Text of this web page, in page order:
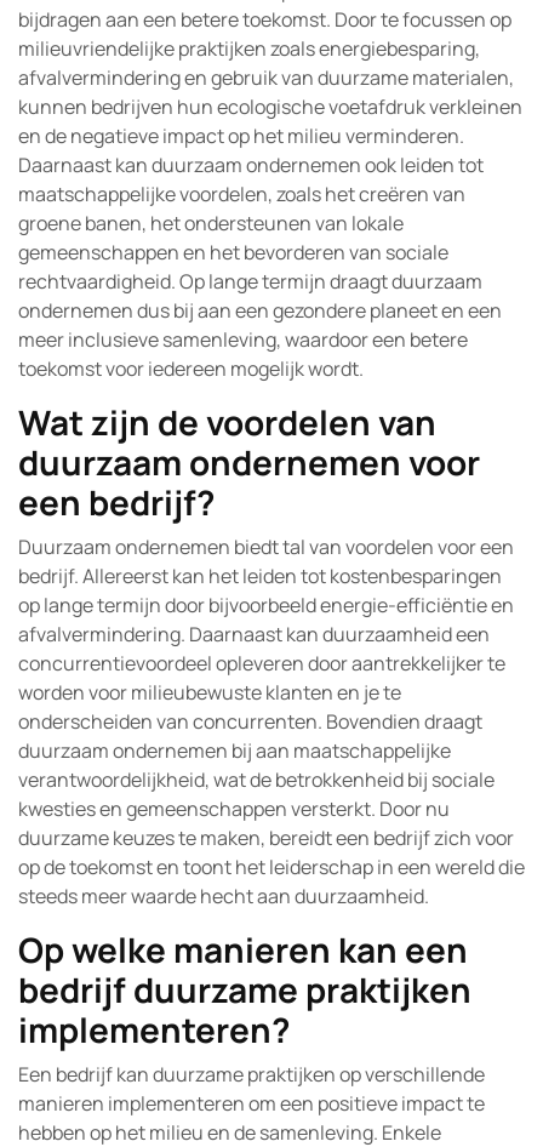
bijdragen aan een betere toekomst. Door te focussen op
milieuvriendelijke praktijken zoals energiebesparing,
afvalvermindering en gebruik van duurzame materialen,
kunnen bedrijven hun ecologische voetafdruk verkleinen
en de negatieve impact op het milieu verminderen.
Daarnaast kan duurzaam ondernemen ook leiden tot
maatschappelijke voordelen, zoals het creëren van
groene banen, het ondersteunen van lokale
gemeenschappen en het bevorderen van sociale
rechtvaardigheid. Op lange termijn draagt duurzaam
ondernemen dus bij aan een gezondere planeet en een
meer inclusieve samenleving, waardoor een betere
toekomst voor iedereen mogelijk wordt.
Wat zijn de voordelen van
duurzaam ondernemen voor
een bedrijf?
Duurzaam ondernemen biedt tal van voordelen voor een
bedrijf. Allereerst kan het leiden tot kostenbesparingen
op lange termijn door bijvoorbeeld energie-efficiëntie en
afvalvermindering. Daarnaast kan duurzaamheid een
concurrentievoordeel opleveren door aantrekkelijker te
worden voor milieubewuste klanten en je te
onderscheiden van concurrenten. Bovendien draagt
duurzaam ondernemen bij aan maatschappelijke
verantwoordelijkheid, wat de betrokkenheid bij sociale
kwesties en gemeenschappen versterkt. Door nu
duurzame keuzes te maken, bereidt een bedrijf zich voor
op de toekomst en toont het leiderschap in een wereld die
steeds meer waarde hecht aan duurzaamheid.
Op welke manieren kan een
bedrijf duurzame praktijken
implementeren?
Een bedrijf kan duurzame praktijken op verschillende
manieren implementeren om een positieve impact te
hebben op het milieu en de samenleving. Enkele